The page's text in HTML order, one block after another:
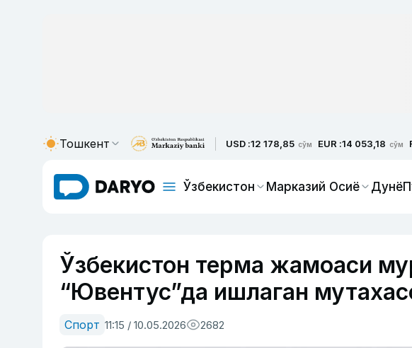
Тошкент USD :12 178,85 сўм EUR :14 053,18 сўм
Ўзбекистон Марказий Осиё Дунё
Ўзбекистон терма жамоаси
“Ювентус”да ишлаган
Спорт 11:15 / 10.05.2026 2682